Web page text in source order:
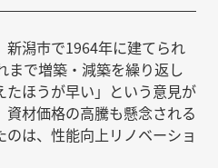
潟市で1964年に建てられ
まで増築・減築を繰り返し
ほうが早い」という意見が
材価格の高騰も懸念される
は、性能向上リノベーショ